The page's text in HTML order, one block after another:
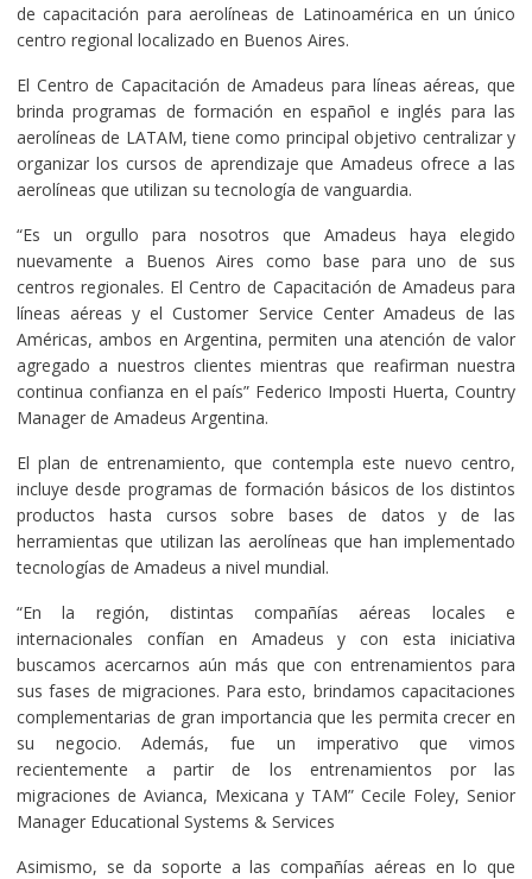
de capacitación para aerolíneas de Latinoamérica en un único
centro regional localizado en Buenos Aires.
El Centro de Capacitación de Amadeus para líneas aéreas, que
brinda programas de formación en español e inglés para las
aerolíneas de LATAM, tiene como principal objetivo centralizar y
organizar los cursos de aprendizaje que Amadeus ofrece a las
aerolíneas que utilizan su tecnología de vanguardia.
“Es un orgullo para nosotros que Amadeus haya elegido
nuevamente a Buenos Aires como base para uno de sus
centros regionales. El Centro de Capacitación de Amadeus para
líneas aéreas y el Customer Service Center Amadeus de las
Américas, ambos en Argentina, permiten una atención de valor
agregado a nuestros clientes mientras que reafirman nuestra
continua confianza en el país” Federico Imposti Huerta, Country
Manager de Amadeus Argentina.
El plan de entrenamiento, que contempla este nuevo centro,
incluye desde programas de formación básicos de los distintos
productos hasta cursos sobre bases de datos y de las
herramientas que utilizan las aerolíneas que han implementado
tecnologías de Amadeus a nivel mundial.
“En la región, distintas compañías aéreas locales e
internacionales confían en Amadeus y con esta iniciativa
buscamos acercarnos aún más que con entrenamientos para
sus fases de migraciones. Para esto, brindamos capacitaciones
complementarias de gran importancia que les permita crecer en
su negocio. Además, fue un imperativo que vimos
recientemente a partir de los entrenamientos por las
migraciones de Avianca, Mexicana y TAM” Cecile Foley, Senior
Manager Educational Systems & Services
Asimismo, se da soporte a las compañías aéreas en lo que